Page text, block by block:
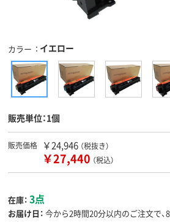
カラー イエロー
販売単位：1個
販売価格 ￥24,946 （税抜き）
￥27,440 （税込）
在庫： 3点
お届け日： 今から2時間20分以内のご注文で、